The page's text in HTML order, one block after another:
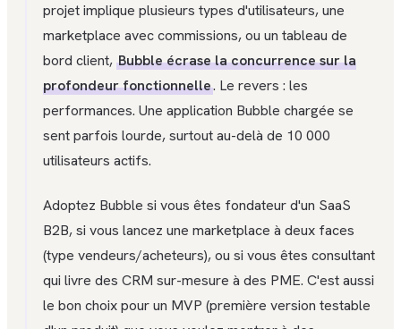
projet implique plusieurs types d'utilisateurs, une
marketplace avec commissions, ou un tableau de
bord client, Bubble écrase la concurrence sur la
profondeur fonctionnelle. Le revers : les
performances. Une application Bubble chargée se
sent parfois lourde, surtout au-delà de 10 000
utilisateurs actifs.
Adoptez Bubble si vous êtes fondateur d'un SaaS
B2B, si vous lancez une marketplace à deux faces
(type vendeurs/acheteurs), ou si vous êtes consultant
qui livre des CRM sur-mesure à des PME. C'est aussi
le bon choix pour un MVP (première version testable